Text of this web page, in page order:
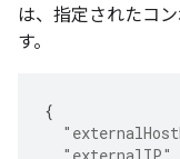
は、指定されたコ
す。
{